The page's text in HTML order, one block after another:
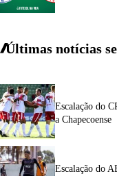
Últimas notícias
Escalação do
a Chapecoense
Escalação do